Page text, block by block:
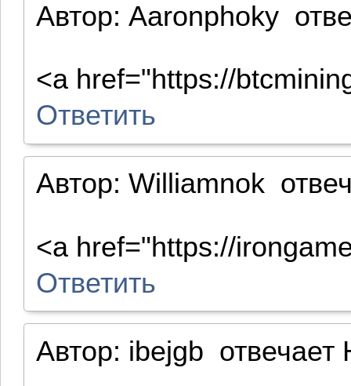
Автор: Aaronphoky
<a href="https://
Ответить
Автор: Williamnok
<a href="https://
Ответить
Автор: ibejgb отвечает